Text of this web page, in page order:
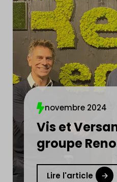
novembre 2024
Vis et
groupe
Lire l'article